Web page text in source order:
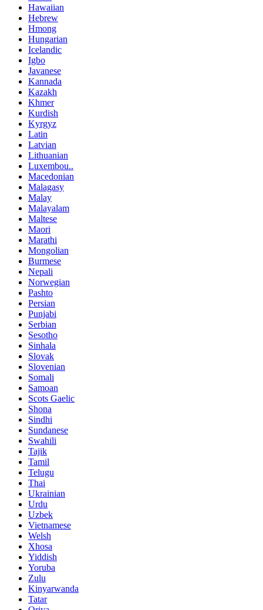
Hawaiian
Hebrew
Hmong
Hungarian
Icelandic
Igbo
Javanese
Kannada
Kazakh
Khmer
Kurdish
Kyrgyz
Latin
Latvian
Lithuanian
Luxembou..
Macedonian
Malagasy
Malay
Malayalam
Maltese
Maori
Marathi
Mongolian
Burmese
Nepali
Norwegian
Pashto
Persian
Punjabi
Serbian
Sesotho
Sinhala
Slovak
Slovenian
Somali
Samoan
Scots Gaelic
Shona
Sindhi
Sundanese
Swahili
Tajik
Tamil
Telugu
Thai
Ukrainian
Urdu
Uzbek
Vietnamese
Welsh
Xhosa
Yiddish
Yoruba
Zulu
Kinyarwanda
Tatar